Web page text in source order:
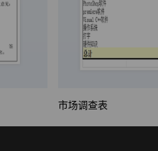
市场调查表